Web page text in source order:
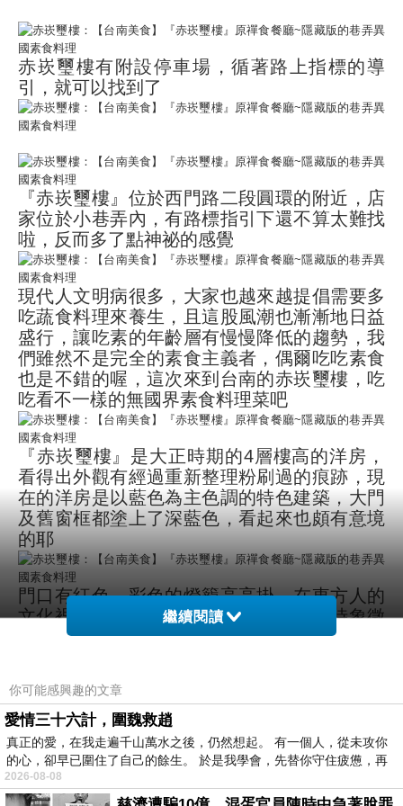
赤崁璽樓有附設停車場，循著路上指標的導
引
， 就可以找到了
『赤崁璽樓』位於西門路二段圓環的附近，店
家位於小巷弄內，有路標指引下還不算太難找
啦，反而多了點神祕的感覺
現代人文明病很多，大家也越來越提倡需要多
吃蔬食料理來養生，且這股風潮也漸漸地日益
盛行，讓吃素的年齡層有慢慢降低的趨勢 ，我
們雖然不是完全的素食主義者，偶爾吃吃素食
也是不錯的喔，這次來到台南的赤崁璽樓，吃
吃看不一樣的無國界素食料理菜吧
『赤崁璽樓』是大正時期的4層樓高的洋房，
看得出外觀有經過重新整理粉刷過的痕跡 ，現
在的洋房是以藍色為主色調的特色建築，大門
及舊窗框都塗上了深藍色，看起來也頗有意境
的耶
門口有紅色、彩色的燈籠高高掛，在東方人的
文化裡，燈籠除了拿來照明之外，也同時象徵
著喜氣洋洋一家團圓的美意，長筒形狀的燈籠
大門上土黃色的這區塊，有看到TEL3500這個
字樣嗎?覺得很好奇，查了中華電信的檔案，
才知道原來這是早期的電話號碼喔，且為了因
應使用人口數的攀升成長，還有個電話號碼四
繼續閱讀
你可能感興趣的文章
愛情三十六計，圍魏救趙
真正的愛，在我走遍千山萬水之後，仍然想起。 有一個人，從未攻你
的心，卻早已圍住了自己的餘生。 於是我學會，先替你守住疲憊，再
2026-08-08